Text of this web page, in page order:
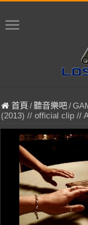
首頁 /聽音樂吧/
(2013) // official clip //